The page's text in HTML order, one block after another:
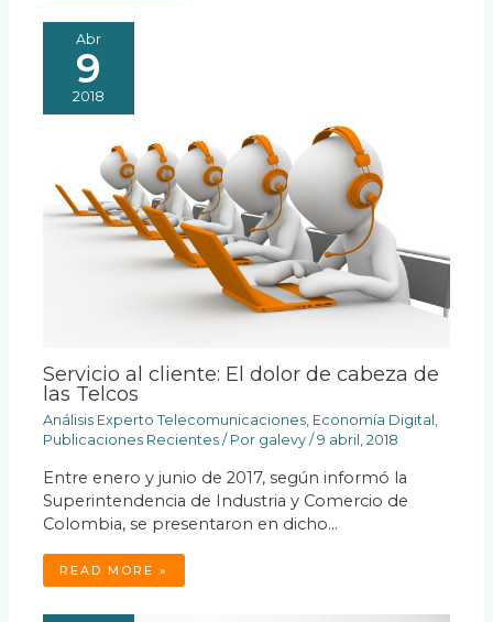
Abr
9
2018
Servicio al cliente: El dolor de cabeza de
las Telcos
Análisis Experto Telecomunicaciones Economía Digital
Publicaciones Recientes / Por galevy/9 abril, 2018
Entre enero y junio de 2017, según informó la
Superintendencia de Industria y Comercio de
Colombia, se presentaron en dicho…
READ MORE »